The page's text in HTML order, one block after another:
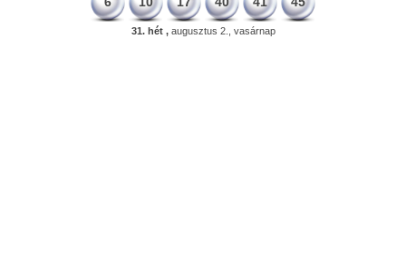
31. hét ,augusztus 2., vasárnap